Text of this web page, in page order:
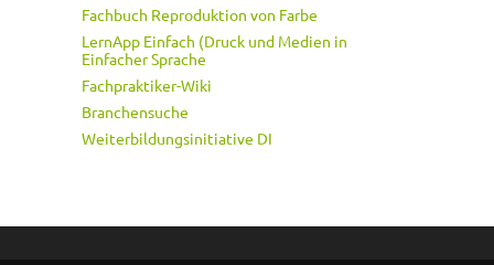
Fachbuch Reproduktion von Farbe
LernApp Einfach (Druck und Medien in
Einfacher Sprache
Fachpraktiker-Wiki
Branchensuche
Weiterbildungsinitiative DI